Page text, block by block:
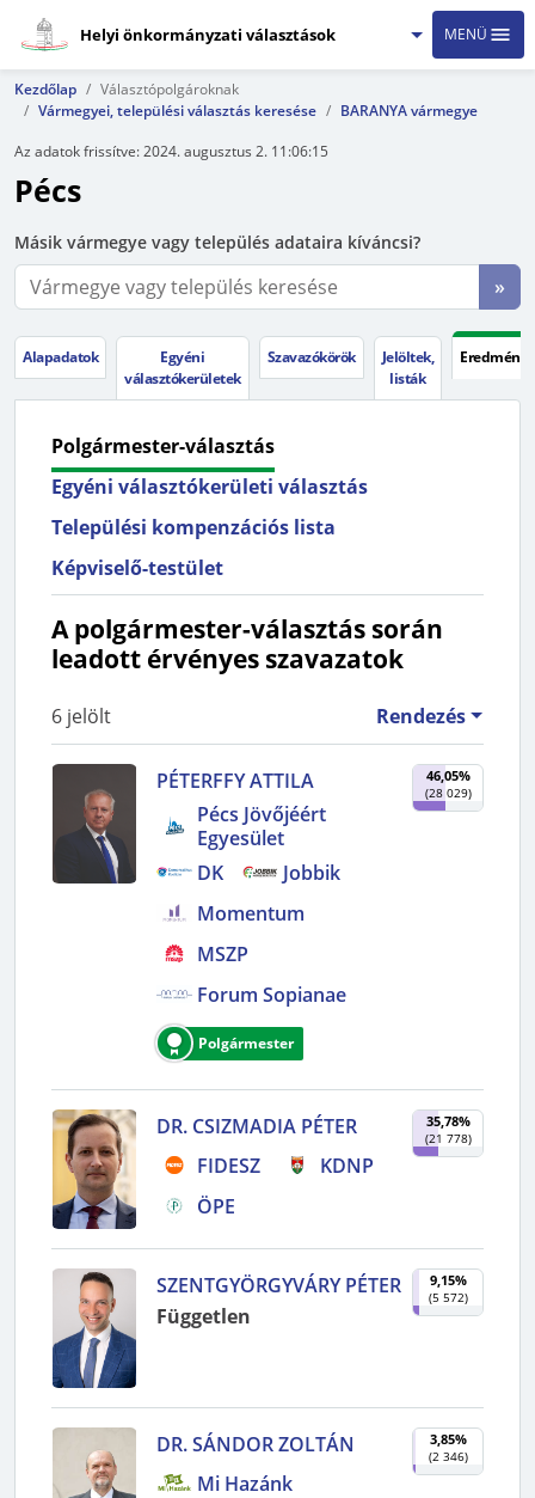
Helyi önkormányzati választások MENÜ
Kezdőlap
Választópolgároknak
Vármegyei, települési választás keresése
BARANYA vármegye
Az adatok frissítve:2024. augusztus 2. 11:06:15
Pécs
Másik vármegye vagy település adataira kíváncsi?
»
Alapadatok
Egyéni
választókerületek
Szavazókörök
Jelöltek,
listák
Polgármester-választás
Egyéni választókerületi választás
Települési kompenzációs lista
Képviselő-testület
A polgármester-választás során
leadott érvényes szavazatok
6 jelölt Rendezés
PÉTERFFY ATTILA
Pécs Jövőjéért
Egyesület
DK
Jobbik
Momentum
MSZP
Forum Sopianae
Polgármester
46,05%
(28 029)
DR. CSIZMADIA PÉTER
FIDESZ
KDNP
ÖPE
35,78%
(21 778)
SZENTGYÖRGYVÁRY PÉTER
Független
9,15%
(5 572)
DR. SÁNDOR ZOLTÁN
Mi Hazánk
3,85%
(2 346)